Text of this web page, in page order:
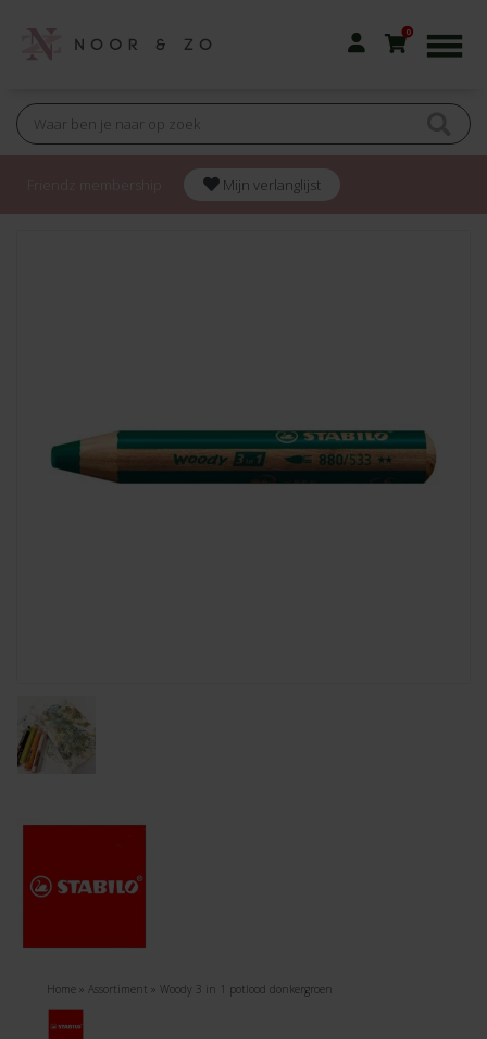
0
Mijn verlanglijst
Home » Assortiment » Woody 3 in 1 potlood donkergroen